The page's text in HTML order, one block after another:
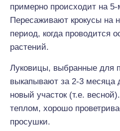
примерно происходит на
Пересаживают крокусы на
период, когда проводится
растений.
Луковицы, выбранные для
выкапывают за 2-3 месяца
новый участок (т.е.
теплом, хорошо
просушки.